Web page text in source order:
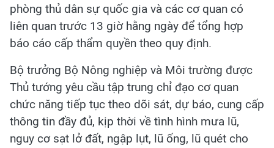
phòng thủ dân sự quốc gia và các cơ quan có
liên quan trước 13 giờ hằng ngày để tổng hợp
báo cáo cấp thẩm quyền theo quy định.
Bộ trưởng Bộ Nông nghiệp và Môi trường được
Thủ tướng yêu cầu tập trung chỉ đạo cơ quan
chức năng tiếp tục theo dõi sát, dự báo, cung cấp
thông tin đầy đủ, kịp thời về tình hình mưa lũ,
nguy cơ sạt lở đất, ngập lụt, lũ ống, lũ quét cho